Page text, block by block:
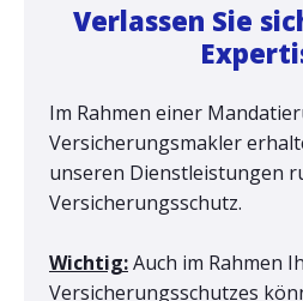
Verlassen Sie
Im Rahmen einer
Versicherungsmakler
unseren Dienstleistungen
Versicherungsschutz.
Wichtig:Auch im Rahmen
Versicherungsschutzes